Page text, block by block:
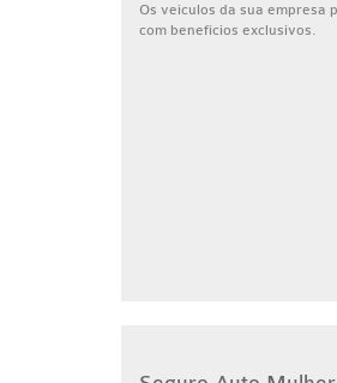
Os veículos da sua empresa
com benefícios exclusivos.